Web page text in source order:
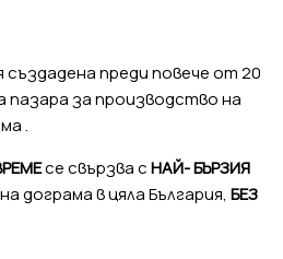
преди повече от 20
пазара за производство на
.
се свързва сНАЙ- БЪРЗИЯ
дограма в цяла България, БЕЗ